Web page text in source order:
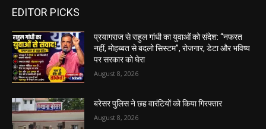
EDITOR PICKS
प्रयागराज से राहुल गांधी का युवाओं को संदेश: “नफरत
नहीं, मोहब्बत से बदलो सिस्टम”, रोजगार, डेटा और भविष्य
पर सरकार को घेरा
August 8, 2026
बरेसर पुलिस ने छह वारंटियों को किया गिरफ्तार
August 8, 2026